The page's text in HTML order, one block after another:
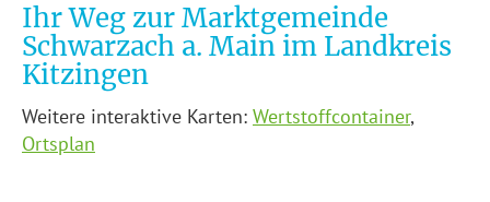
Ihr Weg zur Marktgemeinde
Schwarzach a. Main im Landkreis
Kitzingen
Weitere interaktive Karten: Wertstoffcontainer,
Ortsplan